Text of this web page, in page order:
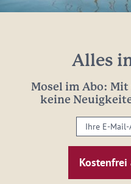
Alles
Mosel im Abo:
keine
Ihre
E-
Mail-
Adresse: